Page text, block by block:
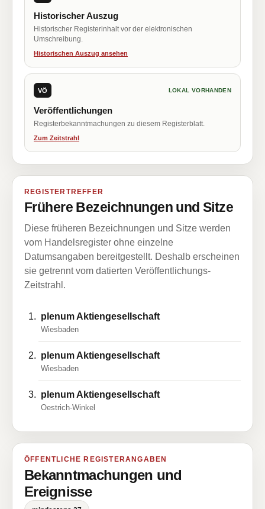
Historischer Auszug
Historischer Registerinhalt vor der elektronischen
Umschreibung.
Historischen Auszug ansehen
VÖ LOKAL VORHANDEN
Veröffentlichungen
Registerbekanntmachungen zu diesem Registerblatt.
Zum Zeitstrahl
REGISTERTREFFER
Frühere Bezeichnungen und Sitze
Diese früheren Bezeichnungen und Sitze werden
vom Handelsregister ohne einzelne
Datumsangaben bereitgestellt. Deshalb erscheinen
sie getrennt vom datierten Veröffentlichungs-
Zeitstrahl.
plenum AktiengeselIschaft
Wiesbaden
plenum Aktiengesellschaft
Wiesbaden
plenum Aktiengesellschaft
Oestrich-Winkel
ÖFFENTLICHE REGISTERANGABEN
Bekanntmachungen und
Ereignisse